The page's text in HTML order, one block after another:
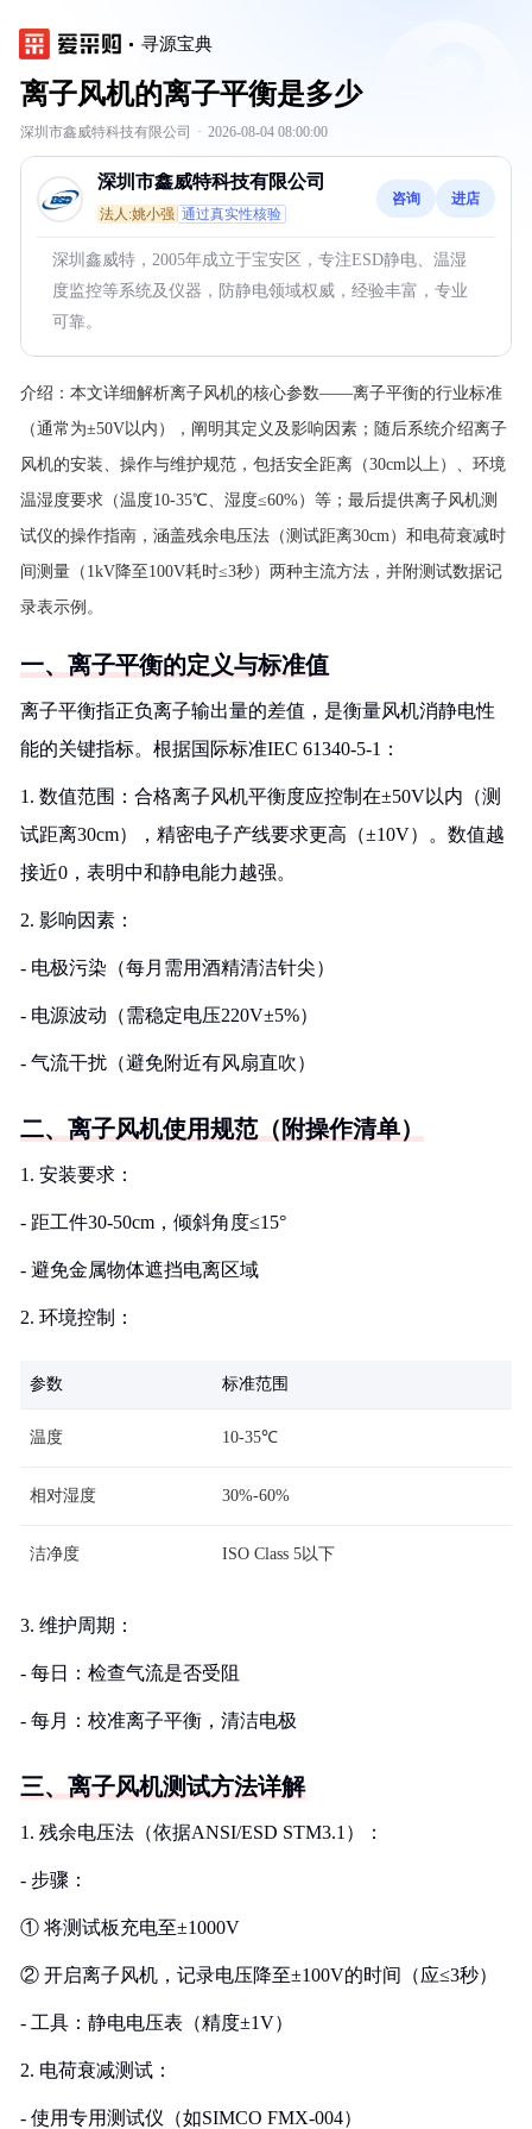
寻源宝典
离子风机的离子平衡是多少
深圳市鑫威特科技有限公司 · 2026-08-04 08:00:00
深圳市鑫威特科技有限公司
法人:姚小强 通过真实性核验
咨询 进店
深圳鑫威特，2005年成立于宝安区，专注ESD静电、温湿
度监控等系统及仪器，防静电领域权威，经验丰富，专业
可靠。
介绍： 本文详细解析离子风机的核心参数——离子平衡的行业标准
（通常为±50V以内），阐明其定义及影响因素；随后系统介绍离子
风机的安装、操作与维护规范，包括安全距离（30cm以上）、环境
温湿度要求（温度10-35℃、湿度≤60%）等；最后提供离子风机测
试仪的操作指南，涵盖残余电压法（测试距离30cm）和电荷衰减时
间测量（1kV降至100V耗时≤3秒）两种主流方法，并附测试数据记
录表示例。
一、离子平衡的定义与标准值
离子平衡指正负离子输出量的差值，是衡量风机消静电性
能的关键指标。根据国际标准IEC 61340-5-1：
1. 数值范围：合格离子风机平衡度应控制在±50V以内（测
试距离30cm），精密电子产线要求更高（±10V）。数值越
接近0，表明中和静电能力越强。
2. 影响因素：
- 电极污染（每月需用酒精清洁针尖）
- 电源波动（需稳定电压220V±5%）
- 气流干扰（避免附近有风扇直吹）
二、离子风机使用规范（附操作清单）
1. 安装要求：
- 距工件30-50cm，倾斜角度≤15°
- 避免金属物体遮挡电离区域
2. 环境控制：
参数 标准范围
温度 10-35℃
相对湿度 30%-60%
洁净度 ISO Class 5以下
3. 维护周期：
- 每日：检查气流是否受阻
- 每月：校准离子平衡，清洁电极
三、离子风机测试方法详解
1. 残余电压法（依据ANSI/ESD STM3.1）：
- 步骤：
① 将测试板充电至±1000V
② 开启离子风机，记录电压降至±100V的时间（应≤3秒）
- 工具：静电电压表（精度±1V）
2. 电荷衰减测试：
- 使用专用测试仪（如SIMCO FMX-004）